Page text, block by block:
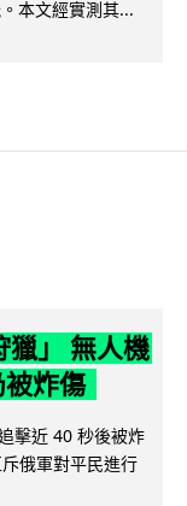
本文經實測其...
獵」 無人機
炸傷
擊近 40 秒後被炸
俄軍對平民進行